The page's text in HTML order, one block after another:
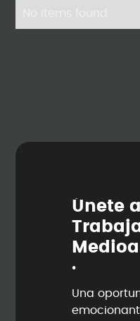
Únete a
Trabaj
Medioa
.
Una